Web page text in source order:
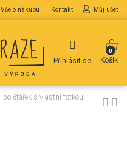
Vše o nákupu Kontakt Můj účet
Přihlásit se
0
Košík
polštářek s vlastní fotkou